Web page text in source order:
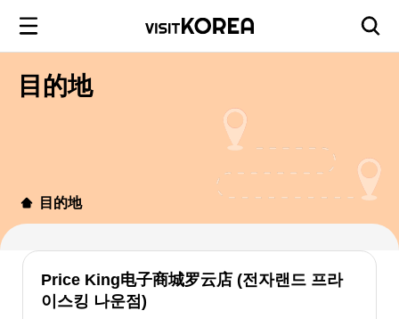
目的地
目的地
Price King电子商城罗云店 (전자랜드 프라
이스킹 나운점)